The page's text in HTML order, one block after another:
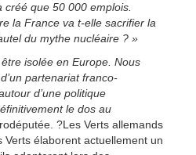
créé que 50 000 emplois.
la France va t-elle sacrifier la
du mythe nucléaire ? »
isolée en Europe. Nous
partenariat franco-
d’une politique
le dos au
?Les Verts allemands
Verts élaborent actuellement un